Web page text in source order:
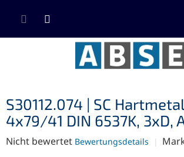
Inhalt
S30112.074 | SC
4x79/41 DIN 6537K, 3xD,
Die
Nicht bewertet Bewertungsdetails